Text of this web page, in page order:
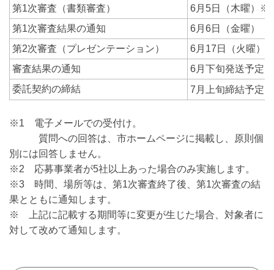
第1次審査（書類審査）
6月5日（木曜）
第1次審査結果の通知
6月6日（金曜）
第2次審査（プレゼンテーション）
6月17日（火曜）
審査結果の通知
6月下旬発送予定
委託契約の締結
7月上旬締結予定
※1 電子メールでの受付け。
質問への回答は、市ホームページに掲載し、原則個
別には回答しません。
※2 応募事業者が5社以上あった場合のみ実施します。
※3 時間、場所等は、第1次審査終了後、第1次審査の結
果とともに通知します。
※ 上記に記載する期間等に変更が生じた場合、対象者に
対して改めて通知します。